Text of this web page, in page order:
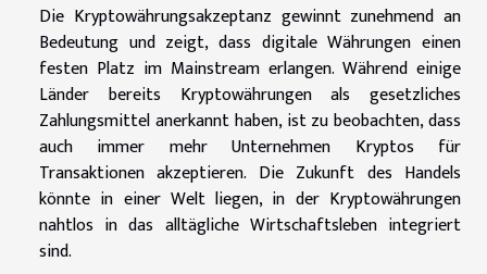
Die Kryptowährungsakzeptanz gewinnt zunehmend an
Bedeutung und zeigt, dass digitale Währungen einen
festen Platz im Mainstream erlangen. Während einige
Länder bereits Kryptowährungen als gesetzliches
Zahlungsmittel anerkannt haben, ist zu beobachten, dass
auch immer mehr Unternehmen Kryptos für
Transaktionen akzeptieren. Die Zukunft des Handels
könnte in einer Welt liegen, in der Kryptowährungen
nahtlos in das alltägliche Wirtschaftsleben integriert
sind.